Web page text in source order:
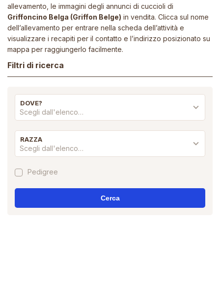
allevamento, le immagini degli annunci di cuccioli di
Griffoncino Belga (Griffon Belge) in vendita. Clicca sul nome
dell’allevamento per entrare nella scheda dell’attività e
visualizzare i recapiti per il contatto e l’indirizzo posizionato su
mappa per raggiungerlo facilmente.
Filtri di ricerca
DOVE?
Scegli dall'elenco…
RAZZA
Scegli dall'elenco…
Pedigree